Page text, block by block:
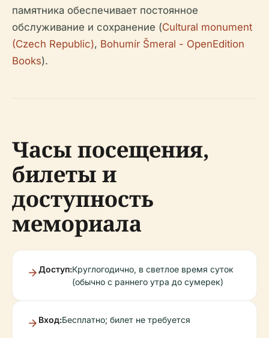
памятника обеспечивает постоянное
обслуживание и сохранение (Cultural monument
(Czech Republic), Bohumír Šmeral - OpenEdition
Books).
Часы посещения,
билеты и
доступность
мемориала
Доступ:Круглогодично, в светлое время суток
(обычно с раннего утра до сумерек)
Вход:Бесплатно; билет не требуется